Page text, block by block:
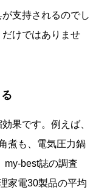
支持されるのでし
けではありませ
果です。例えば、
煮も、電気圧力鍋
my-best誌の調査
家電30製品の平均